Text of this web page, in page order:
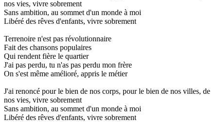
nos vies, vivre sobrement
Sans ambition, au sommet d'un monde à moi
Libéré des rêves d'enfants, vivre sobrement
Terrenoire n'est pas révolutionnaire
Fait des chansons populaires
Qui rendent fière le quartier
J'ai pas perdu, tu n'as pas perdu mon frère
On s'est même amélioré, appris le métier
J'ai renoncé pour le bien de nos corps, pour le bien de nos villes, de
nos vies, vivre sobrement
Sans ambition, au sommet d'un monde à moi
Libéré des rêves d'enfants, vivre sobrement